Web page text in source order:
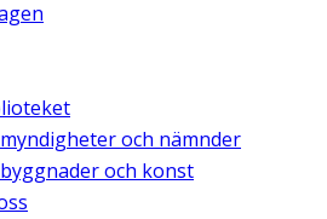
och nämnder
och konst